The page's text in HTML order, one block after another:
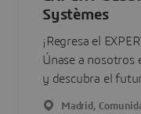
Systèmes
¡Regresa el
Únase a nosotros
y descubra el
Madrid,